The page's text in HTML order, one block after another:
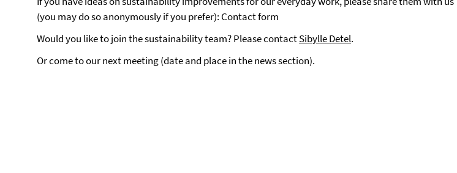
(you may do so anonymously if you prefer): Contact form
Would you like to join the sustainability team? Please contactSibylle Detel.
Or come to our next meeting (date and place in the news section).